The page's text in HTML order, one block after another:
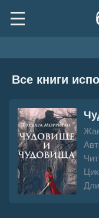
Все книги